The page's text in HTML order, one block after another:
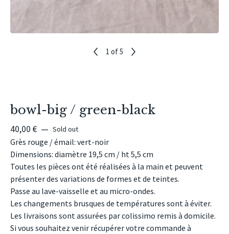
1 of 5
bowl-big / green-black
40,00 € — Sold out
Grès rouge / émail: vert-noir
Dimensions: diamètre 19,5 cm / ht 5,5 cm
Toutes les pièces ont été réalisées à la main et peuvent
présenter des variations de formes et de teintes.
Passe au lave-vaisselle et au micro-ondes.
Les changements brusques de températures sont à éviter.
Les livraisons sont assurées par colissimo remis à domicile.
Si vous souhaitez venir récupérer votre commande à